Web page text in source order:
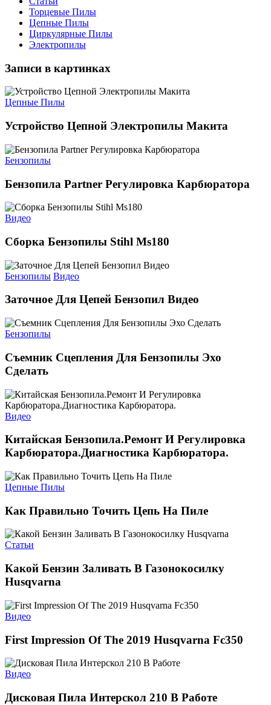
Торцевые Пилы
Цепные Пилы
Циркулярные Пилы
Электропилы
Записи в картинках
Цепные Пилы
Устройство Цепной Электропилы Макита
Бензопилы
Бензопила Partner Регулировка Карбюратора
Видео
Сборка Бензопилы Stihl Ms180
Бензопилы Видео
Заточное Для Цепей Бензопил Видео
Бензопилы
Съемник Сцепления Для Бензопилы Эхо
Сделать
Видео
Китайская Бензопила.Ремонт И Регулировка
Карбюратора.Диагностика Карбюратора.
Цепные Пилы
Как Правильно Точить Цепь На Пиле
Статьи
Какой Бензин Заливать В Газонокосилку
Husqvarna
Видео
First Impression Of The 2019 Husqvarna Fc350
Видео
Дисковая Пила Интерскол 210 В Работе